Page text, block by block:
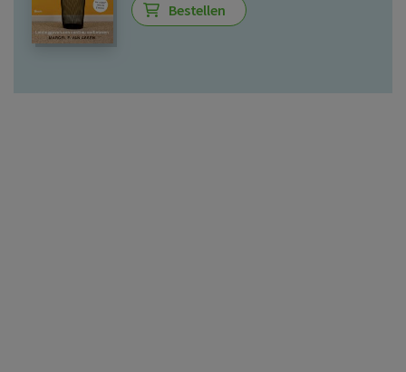
Bestellen